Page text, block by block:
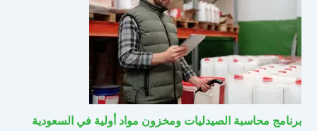
برنامج محاسبة الصيدليات ومخزون مواد أولية في السعودية